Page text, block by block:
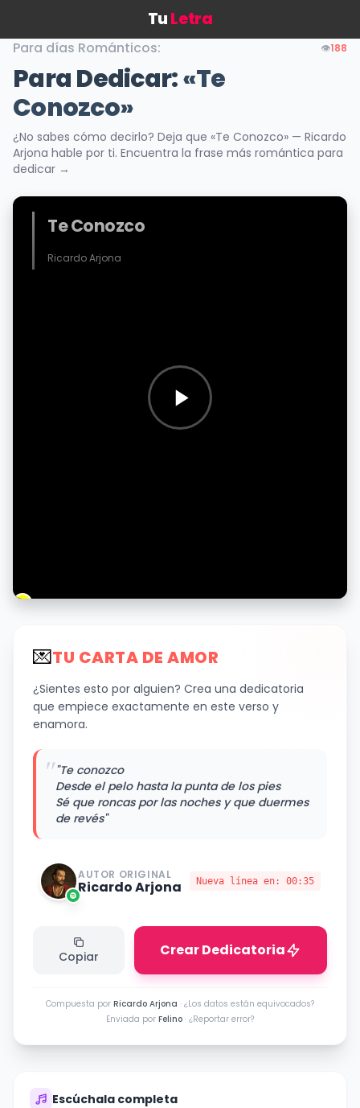
TuLetra
Para días Románticos: 👁️188
Para Dedicar:«Te
Conozco»
¿No sabes cómo decirlo? Deja que «Te Conozco» — Ricardo
Arjona hable por ti. Encuentra la frase más romántica para
dedicar →
Te Conozco
Ricardo Arjona
💌TU CARTA DE AMOR
¿Sientes esto por alguien? Crea una dedicatoria
que empiece exactamente en este verso y
enamora.
""Te conozco
Desde el pelo hasta la punta de los pies
Sé que roncas por las noches y que duermes
de revés"
AUTOR ORIGINAL
Ricardo Arjona Nueva línea en: 00:35
Copiar Crear Dedicatoria
Compuesta por Ricardo Arjona · ¿Los datos están equivocados?
Enviada por Felino · ¿Reportar error?
Escúchala completa